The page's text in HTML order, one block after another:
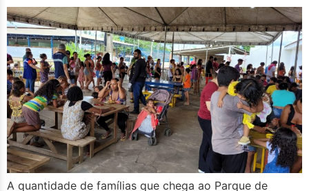
A quantidade de famílias que chega ao Parque de